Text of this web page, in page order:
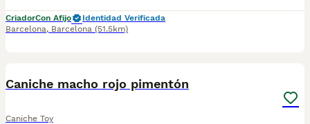
CriadorCon Afijo
Identidad Verificada
Barcelona, Barcelona (51.5km)
Caniche macho rojo pimentón
Caniche Toy